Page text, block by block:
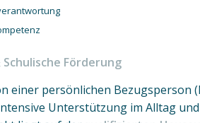
Förderung
einer persönlichen
Unterstützung im Alltag